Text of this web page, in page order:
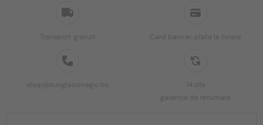
Transport gratuit Card bancar, plata la livrare
shop@sunglassmagic.hu
14 zile
garanție de returnare